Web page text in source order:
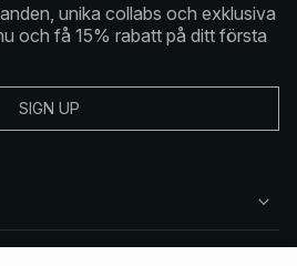
unika collabs och exklusiva
och få 15% rabatt på ditt första
SIGN UP